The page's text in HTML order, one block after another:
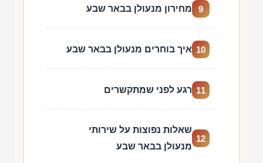
9 מחירון מנעולן בבאר שבע
10 איך בוחרים מנעולן בבאר שבע
11 רגע לפני שמתקשרים
12
שאלות נפוצות על שירותי
מנעולן בבאר שבע